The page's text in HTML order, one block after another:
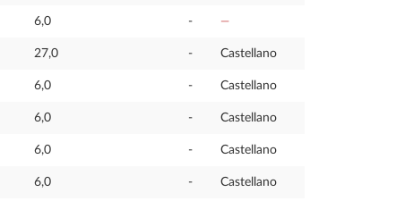
6,0 - —
27,0 - Castellano
6,0 - Castellano
6,0 - Castellano
6,0 - Castellano
6,0 - Castellano